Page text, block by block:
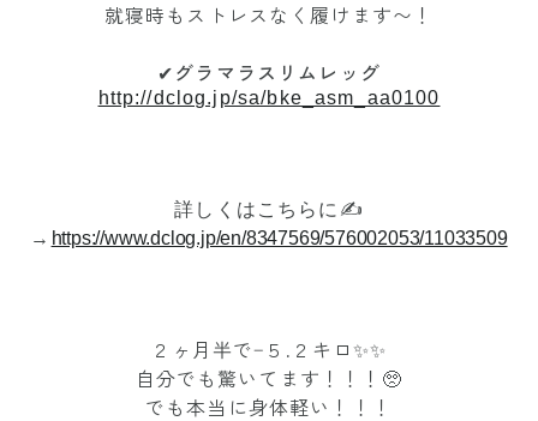
就寝時もストレスなく履けます〜！
✔︎ グラマラスリムレッグ
http://dclog.jp/sa/bke_asm_aa0100
詳しくはこちらに✍️
→ https://www.dclog.jp/en/8347569/576002053/11033509
２ヶ月半で−５.２キロ✨✨
自分でも驚いてます！！！🥺
でも本当に身体軽い！！！